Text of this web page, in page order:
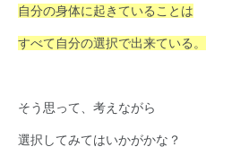
自分の身体に起きていることは
すべて自分の選択で出来ている。
そう思って、考えながら
選択してみてはいかがかな？